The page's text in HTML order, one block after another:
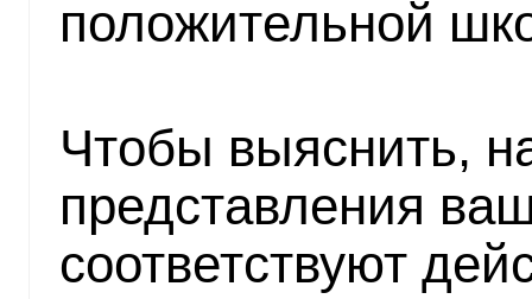
положительной
Чтобы выяснить,
представления
соответствуют